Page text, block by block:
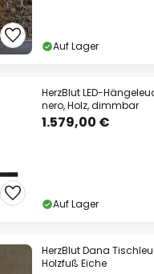
Auf Lager
HerzBlut LED-
nero, Holz, dimmbar
1.579,00 €
Auf Lager
HerzBlut Dana
Holzfuß Eiche